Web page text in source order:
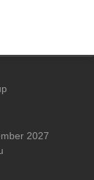
2027